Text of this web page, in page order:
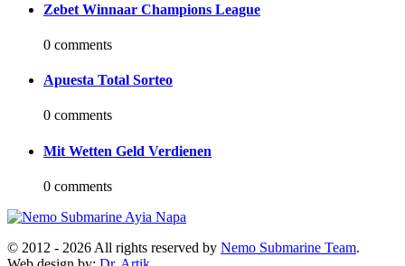
Zebet Winnaar Champions League
0 comments
Apuesta Total Sorteo
0 comments
Mit Wetten Geld Verdienen
0 comments
© 2012 - 2026 All rights reserved by Nemo Submarine Team.